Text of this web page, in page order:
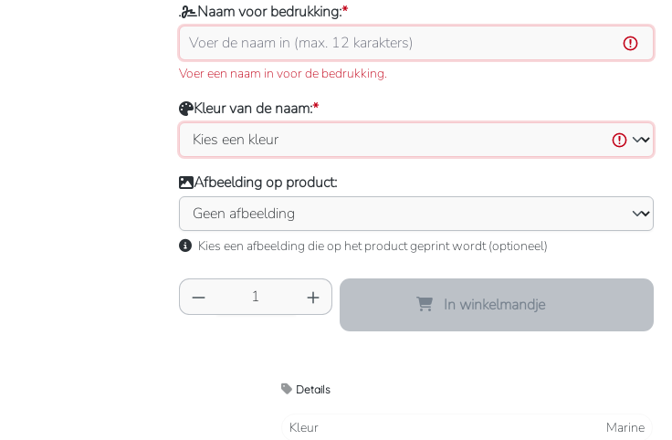
Naam voor bedrukking:*
Voer een naam in voor de bedrukking.
Kleur van de naam:*
Afbeelding op product:
Kies een afbeelding die op het product geprint wordt (optioneel)
Producthoeveelheid: Voer de gewenste
In winkelmandje
Details
Kleur
Marine